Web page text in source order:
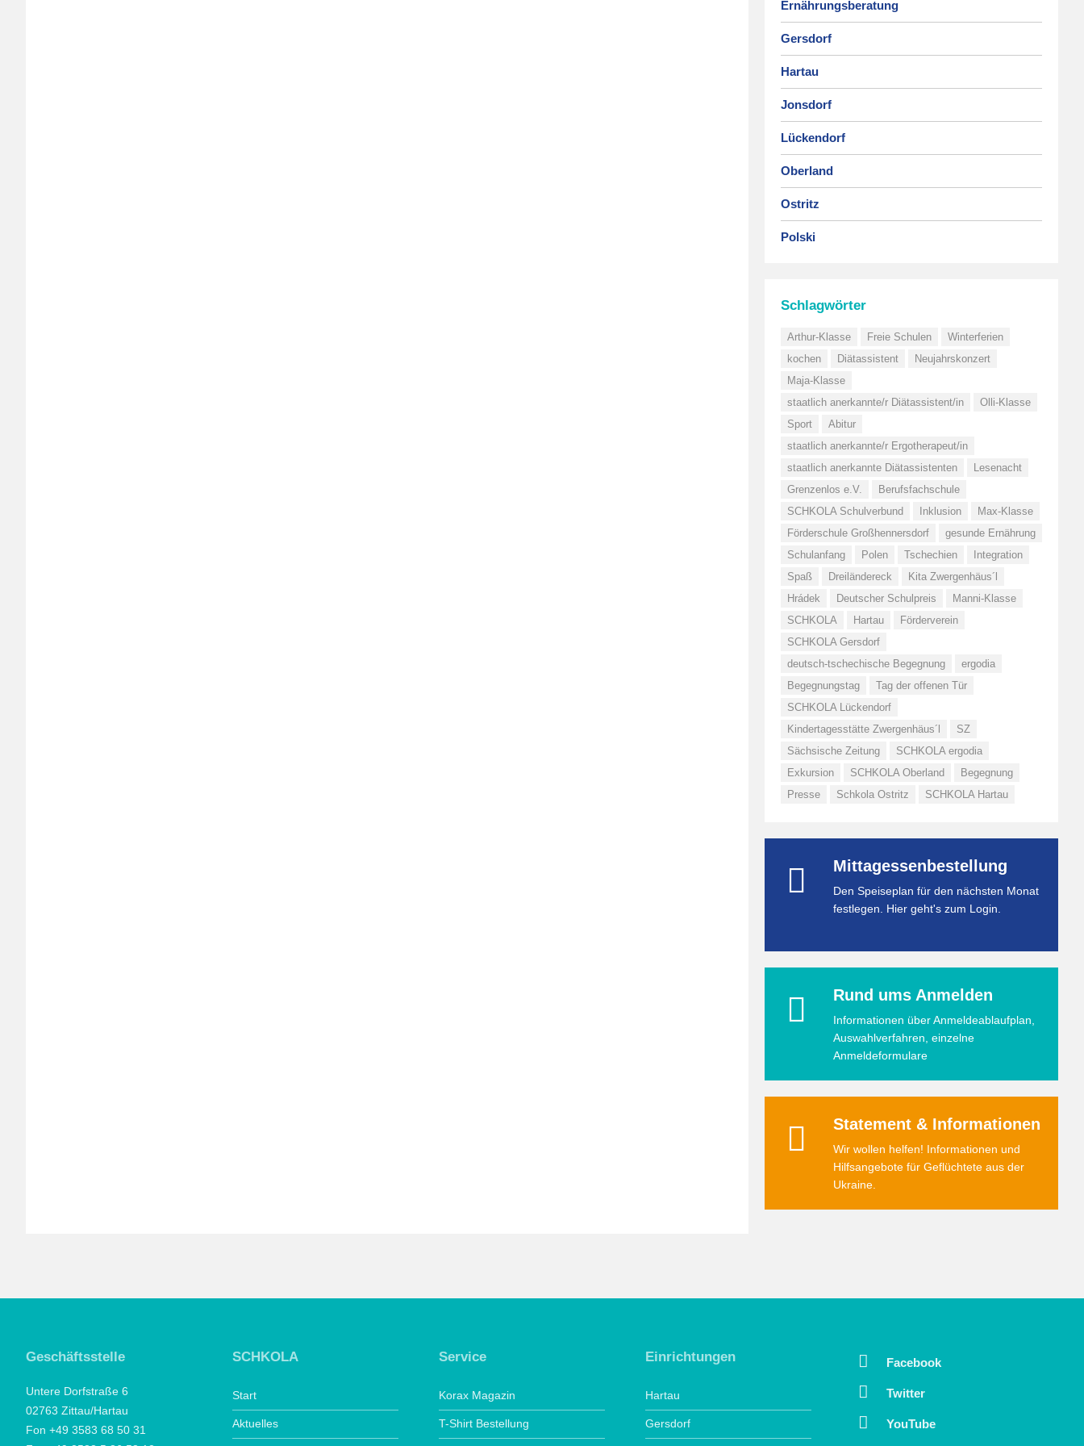
Ernährungsberatung
Gersdorf
Hartau
Jonsdorf
Lückendorf
Oberland
Ostritz
Polski
Schlagwörter
Arthur-Klasse Freie Schulen
Winterferien
kochen
Diätassistent
Neujahrskonzert
Maja-Klasse
staatlich anerkannte/r Diätassistent/in
Olli-Klasse
Sport
Abitur
staatlich anerkannte/r Ergotherapeut/in
staatlich anerkannte Diätassistenten
Lesenacht
Grenzenlos e.V.
Berufsfachschule
SCHKOLA Schulverbund
Inklusion
Max-Klasse
Förderschule Großhennersdorf
gesunde Ernährung
Schulanfang
Polen Tschechien
Integration
Spaß
Dreiländereck
Kita Zwergenhäus´l
Hrádek
Deutscher Schulpreis
Manni-Klasse
SCHKOLA
Hartau
Förderverein
SCHKOLA Gersdorf
deutsch-tschechische Begegnung
ergodia
Begegnungstag
Tag der offenen Tür
SCHKOLA Lückendorf
Kindertagesstätte Zwergenhäus´l
SZ
Sächsische Zeitung
SCHKOLA ergodia
Exkursion
SCHKOLA Oberland
Begegnung
Presse
Schkola Ostritz SCHKOLA Hartau
Mittagessenbestellung
Den Speiseplan für den nächsten Monat
festlegen. Hier geht's zum Login.
Rund ums Anmelden
Informationen über Anmeldeablaufplan,
Auswahlverfahren, einzelne
Anmeldeformulare
Statement & Informationen
Wir wollen helfen! Informationen und
Hilfsangebote für Geflüchtete aus der
Ukraine.
Geschäftsstelle
Untere Dorfstraße 6
02763 Zittau/Hartau
Fon +49 3583 68 50 31
SCHKOLA
Start
Aktuelles
Service
Korax Magazin
T-Shirt Bestellung
Einrichtungen
Hartau
Gersdorf
Facebook
Twitter
YouTube